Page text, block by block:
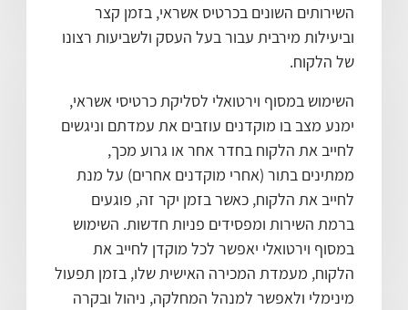
השירותים השונים בכרטיס אשראי, בזמן קצר
וביעילות מירבית עבור בעל העסק ולשביעות רצונו
של הלקוח.
השימוש במסוף וירטואלי לסליקת כרטיסי אשראי,
ימנע מצב בו מוקדנים עוזבים את עמדתם וניגשים
לחייב את הלקוח בחדר אחר או גרוע מכך,
ממתינים בתור (אחרי מוקדנים אחרים) על מנת
לחייב את הלקוח, כאשר בזמן יקר זה, פוגעים
ברמת השירות ומפסידים פניות חדשות. השימוש
במסוף וירטואלי יאפשר לכל מוקדן לחייב את
הלקוח, מעמדת המכירה האישית שלו, בזמן תפעול
מינימלי ולאפשר למנהל המחלקה, ניהול ובקרה